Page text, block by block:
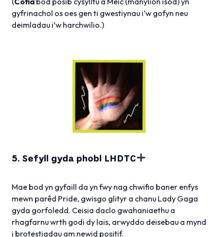
gyfrinachol os oes gen ti gwestiynau i’w gofyn neu
deimladau i’w harchwilio.)
5. Sefyll gyda phobl LHDTC
Mae bod yn gyfaill da yn fwy nag chwifio baner enfys
mewn parêd Pride, gwisgo glityr a chanu Lady Gaga
gyda gorfoledd. Ceisia daclo gwahaniaethu a
rhagfarnu wrth godi dy lais, arwyddo deisebau a mynd
i brotestiadau am newid positif.